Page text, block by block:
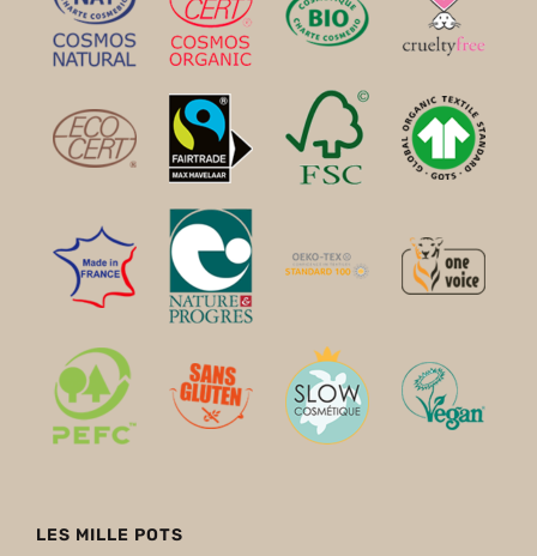
LES MILLE POTS